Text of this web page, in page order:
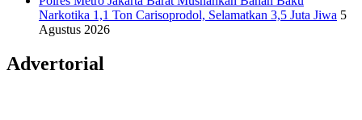
Narkotika 1,1 Ton Carisoprodol, Selamatkan 3,5 Juta Jiwa 5
Agustus 2026
Advertorial